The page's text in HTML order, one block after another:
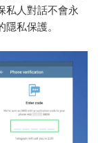
私人對話不會永
私保護。